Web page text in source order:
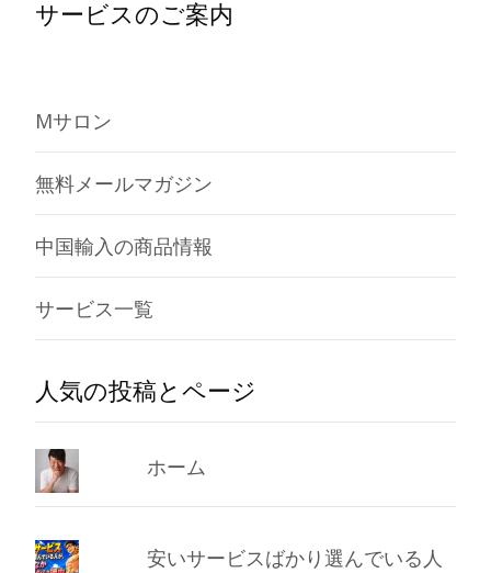
サービスのご案内
Mサロン
無料メールマガジン
中国輸入の商品情報
サービス一覧
人気の投稿とページ
ホーム
安いサービスばかり選んでいる人